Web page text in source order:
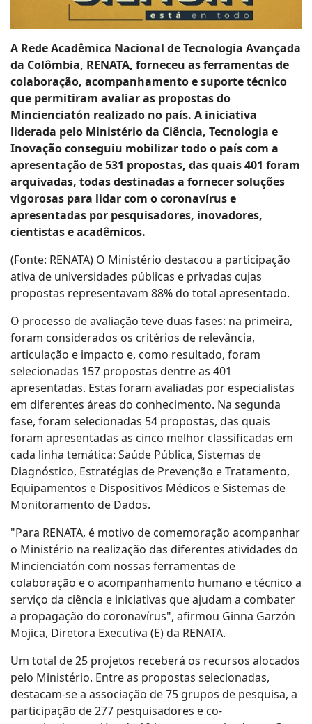
A Rede Acadêmica Nacional de Tecnologia Avançada
da Colômbia, RENATA, forneceu as ferramentas de
colaboração, acompanhamento e suporte técnico
que permitiram avaliar as propostas do
Mincienciatón realizado no país. A iniciativa
liderada pelo Ministério da Ciência, Tecnologia e
Inovação conseguiu mobilizar todo o país com a
apresentação de 531 propostas, das quais 401 foram
arquivadas, todas destinadas a fornecer soluções
vigorosas para lidar com o coronavírus e
apresentadas por pesquisadores, inovadores,
cientistas e acadêmicos.
(Fonte: RENATA) O Ministério destacou a participação
ativa de universidades públicas e privadas cujas
propostas representavam 88% do total apresentado.
O processo de avaliação teve duas fases: na primeira,
foram considerados os critérios de relevância,
articulação e impacto e, como resultado, foram
selecionadas 157 propostas dentre as 401
apresentadas. Estas foram avaliadas por especialistas
em diferentes áreas do conhecimento. Na segunda
fase, foram selecionadas 54 propostas, das quais
foram apresentadas as cinco melhor classificadas em
cada linha temática: Saúde Pública, Sistemas de
Diagnóstico, Estratégias de Prevenção e Tratamento,
Equipamentos e Dispositivos Médicos e Sistemas de
Monitoramento de Dados.
"Para RENATA, é motivo de comemoração acompanhar
o Ministério na realização das diferentes atividades do
Mincienciatón com nossas ferramentas de
colaboração e o acompanhamento humano e técnico a
serviço da ciência e iniciativas que ajudam a combater
a propagação do coronavírus", afirmou Ginna Garzón
Mojica, Diretora Executiva (E) da RENATA.
Um total de 25 projetos receberá os recursos alocados
pelo Ministério. Entre as propostas selecionadas,
destacam-se a associação de 75 grupos de pesquisa, a
participação de 277 pesquisadores e co-